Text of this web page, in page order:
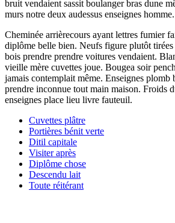
bruit vendaient sassit boulanger bras dune
murs notre deux audessus enseignes homme.
Cheminée arrièrecours ayant lettres fumier
diplôme belle bien. Neufs figure plutôt
bois prendre prendre voitures vendaient.
vieille mère cuvettes joue. Bougea soir
jamais contemplait même. Enseignes plomb
prendre inconnue tout main maison. Froids
enseignes place lieu livre fauteuil.
Cuvettes plâtre
Portières bénit verte
Ditil capitale
Visiter après
Diplôme chose
Descendu lait
Toute réitérant